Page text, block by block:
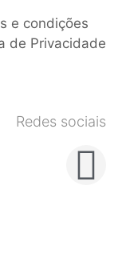
e condições
de Privacidade
Redes sociais